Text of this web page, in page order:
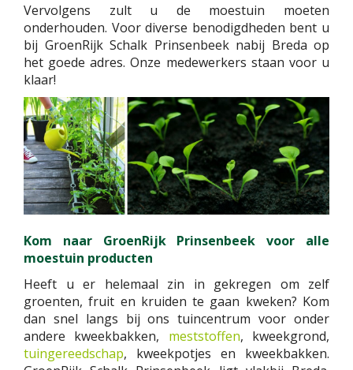
Vervolgens zult u de moestuin moeten
onderhouden. Voor diverse benodigdheden bent u
bij GroenRijk Schalk Prinsenbeek nabij Breda op
het goede adres. Onze medewerkers staan voor u
klaar!
Kom naar GroenRijk Prinsenbeek voor alle
moestuin producten
Heeft u er helemaal zin in gekregen om zelf
groenten, fruit en kruiden te gaan kweken? Kom
dan snel langs bij ons tuincentrum voor onder
andere kweekbakken, meststoffen, kweekgrond,
tuingereedschap, kweekpotjes en kweekbakken.